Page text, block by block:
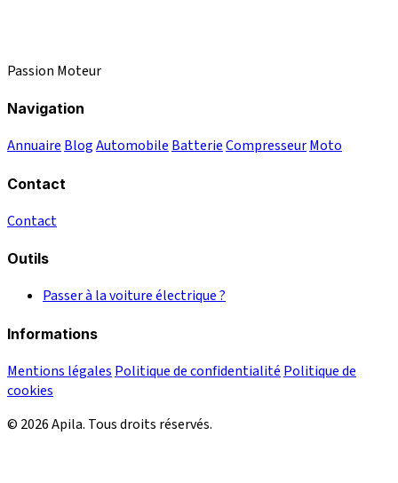
Passion Moteur
Navigation
Annuaire BlogAutomobile BatterieCompresseurMoto
Contact
Contact
Outils
Passer à la voiture électrique ?
Informations
Mentions légales Politique de confidentialité Politique de
cookies
© 2026 Apila. Tous droits réservés.